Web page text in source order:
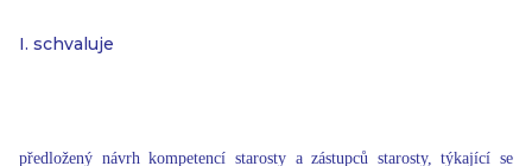
I. schvaluje
předložený návrh kompetencí starosty a zástupců starosty, týkající se